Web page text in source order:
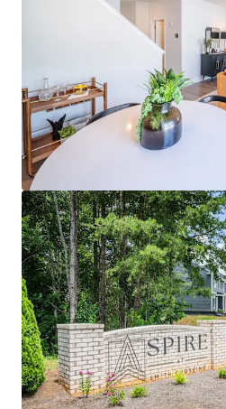
Radial at MoRa Point
4009 Connection Point Blvd,
58 Unités de mesure
Living / Résidentiel en bloc